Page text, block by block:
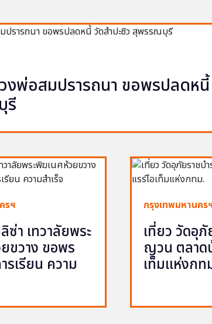
งพ่อสมปรารถนา ขอพรปลดหนี้
รี
รฯ
ซ่า เทวาลัยพระ
ขวาง ขอพร
รเรียน ความ
กรุงเทพมหานคร
เที่ยว วัดอุ
ญวน ตลาด
เท็มแห่งกท